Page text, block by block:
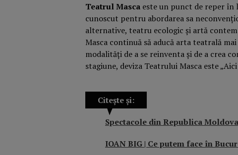
Teatrul Masca este un punct de reper în
cunoscut pentru abordarea sa
alternative, teatru ecologic și artă
Masca continuă să aducă arta teatrală
modalități de a se reinventa și de a crea
stagiune, deviza Teatrului Masca este „Aici
Citește și:
Spectacole din Republica
IOAN BIG | Ce putem face în